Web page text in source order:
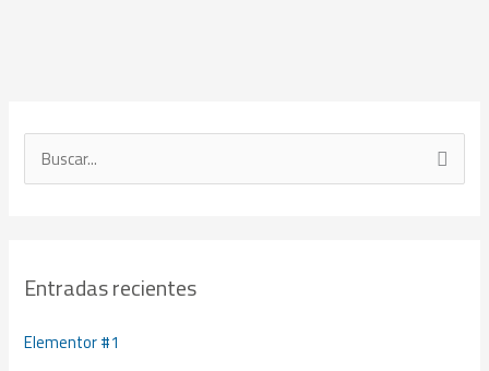
u
a
p
Entradas recientes
Elementor #1